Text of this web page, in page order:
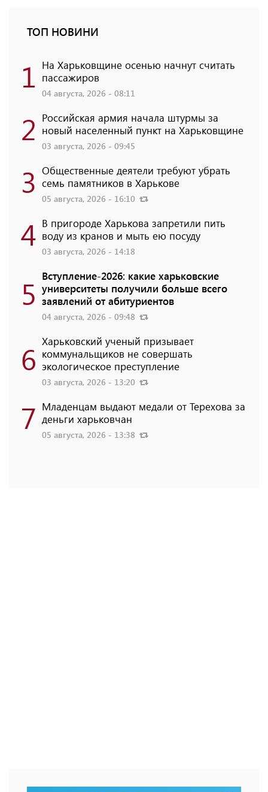
ТОП НОВИНИ
1 На Харьковщине осенью начнут считать
пассажиров
04 августа, 2026 - 08:11
2 Российская армия начала штурмы за
новый населенный пункт на Харьковщине
03 августа, 2026 - 09:45
3 Общественные деятели требуют убрать
семь памятников в Харькове
05 августа, 2026 - 16:10
4 В пригороде Харькова запретили пить
воду из кранов и мыть ею посуду
03 августа, 2026 - 14:18
5 Вступление-2026: какие харьковские
университеты получили больше всего
заявлений от абитуриентов
04 августа, 2026 - 09:48
6 Харьковский ученый призывает
коммунальщиков не совершать
экологическое преступление
03 августа, 2026 - 13:20
7 Младенцам выдают медали от Терехова за
деньги харьковчан
05 августа, 2026 - 13:38